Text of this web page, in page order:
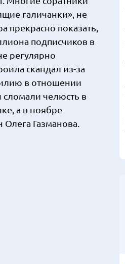
галичанки», не
прекрасно показать,
подписчиков в
регулярно
скандал из-за
в отношении
сломали челюсть в
а в ноябре
Газманова.